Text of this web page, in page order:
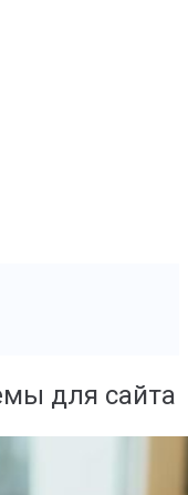
для сайта